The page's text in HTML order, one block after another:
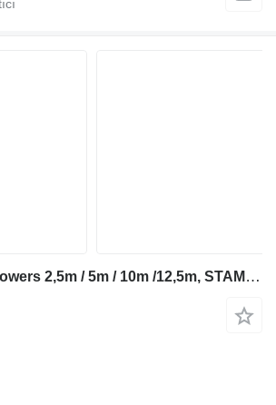
Liebherr 120HC towers 2,5m / 5m / 10m /12,5m, STAMBUL, TURKEY